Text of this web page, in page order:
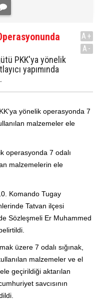
PKK'ya yönelik
yapımında
A+
A-
yönelik operasyonda 7
malzemeler ele
operasyonda 7 odalı
malzemelerin ele
Komando Tugay
Tatvan ilçesi
Sözleşmeli Er Muhammed
üzere 7 odalı sığınak,
malzemeler ve el
geçirildiği aktarılan
savcısının